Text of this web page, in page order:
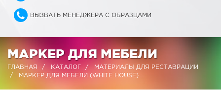
ВЫЗВАТЬ МЕНЕДЖЕРА С ОБРАЗЦАМИ
МАРКЕР ДЛЯ МЕБЕЛИ
ГЛАВНАЯ КАТАЛОГ
МАТЕРИАЛЫ ДЛЯ РЕСТАВРАЦИИ
МАРКЕР ДЛЯ МЕБЕЛИ (WHITE HOUSE)